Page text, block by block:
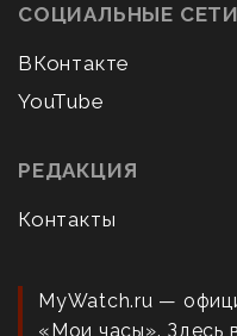
СОЦИАЛЬНЫЕ СЕТИ
ВКонтакте
YouTube
РЕДАКЦИЯ
Контакты
MyWatch.ru —
«Мои часы». Здесь